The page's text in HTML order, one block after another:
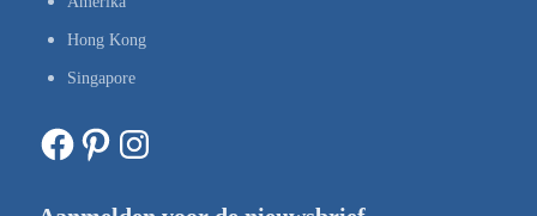
Hong Kong
Singapore
Facebook Pinterest Instagram